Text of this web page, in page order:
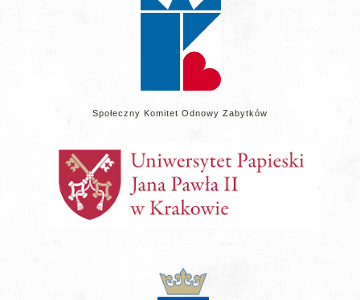
Społeczny Komitet Odnowy Zabytków